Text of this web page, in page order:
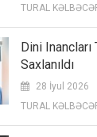
TURAL
Dini
Saxlanıldı
28 İyul 2026
TURAL